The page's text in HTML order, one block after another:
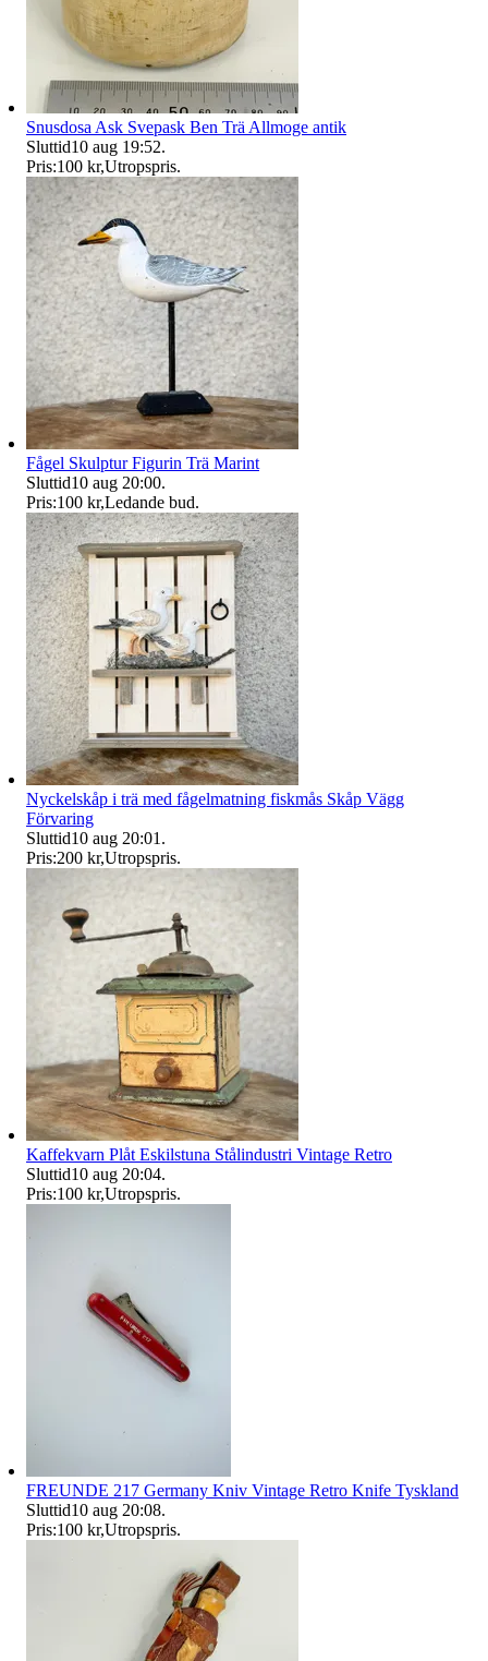
Snusdosa Ask Svepask Ben Trä Allmoge antik
Sluttid10 aug 19:52.
Pris:100 kr,Utropspris.
Fågel Skulptur Figurin Trä Marint
Sluttid10 aug 20:00.
Pris:100 kr,Ledande bud.
Nyckelskåp i trä med fågelmatning fiskmås Skåp Vägg
Förvaring
Sluttid10 aug 20:01 .
Pris:200 kr,Utropspris.
Kaffekvarn Plåt Eskilstuna Stålindustri Vintage Retro
Sluttid10 aug 20:04.
Pris:100 kr,Utropspris.
FREUNDE 217 Germany Kniv Vintage Retro Knife Tyskland
Sluttid10 aug 20:08.
Pris:100 kr,Utropspris.